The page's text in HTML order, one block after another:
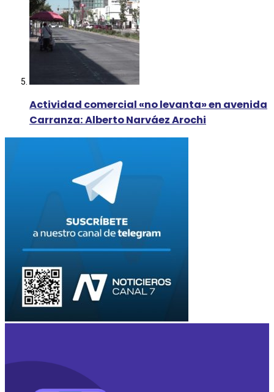
Actividad comercial «no levanta» en avenida
Carranza: Alberto Narváez Arochi